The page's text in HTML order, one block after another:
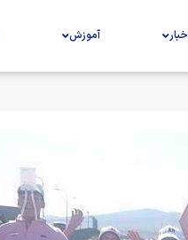
آموزش